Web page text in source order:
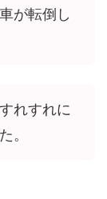
が転倒し
れすれに
。